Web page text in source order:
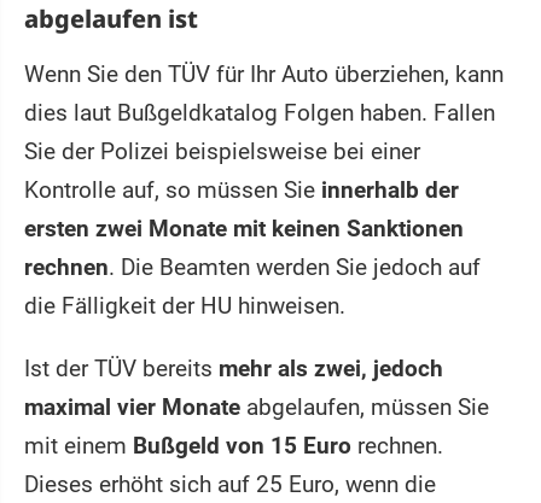
abgelaufen ist
Wenn Sie den TÜV für Ihr Auto überziehen, kann
dies laut Bußgeldkatalog Folgen haben. Fallen
Sie der Polizei beispielsweise bei einer
Kontrolle auf, so müssen Sie innerhalb der
ersten zwei Monate mit keinen Sanktionen
rechnen. Die Beamten werden Sie jedoch auf
die Fälligkeit der HU hinweisen.
Ist der TÜV bereits mehr als zwei, jedoch
maximal vier Monate abgelaufen, müssen Sie
mit einem Bußgeld von 15 Euro rechnen.
Dieses erhöht sich auf 25 Euro, wenn die